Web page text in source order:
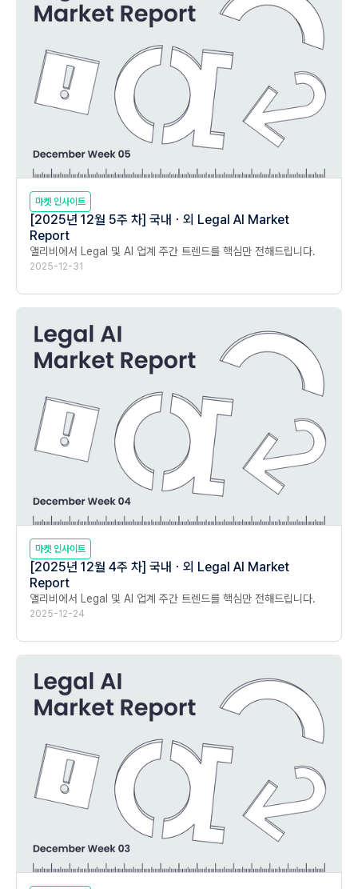
마켓 인사이트
[2025년 12월 5주 차] 국내ㆍ외 Legal AI Market
Report
앨리비에서 Legal 및 AI 업계 주간 트렌드를 핵심만 전해드립니다.
2025-12-31
마켓 인사이트
[2025년 12월 4주 차] 국내ㆍ외 Legal AI Market
Report
앨리비에서 Legal 및 AI 업계 주간 트렌드를 핵심만 전해드립니다.
2025-12-24